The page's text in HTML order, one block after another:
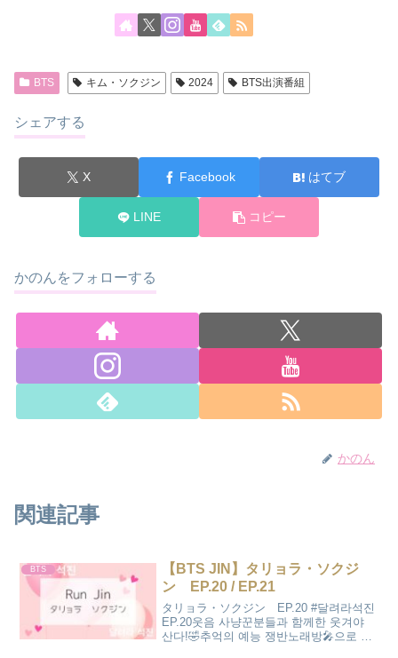
BTS キム・ソクジン 2024 BTS出演番組
シェアする
X Facebook はてブ
LINE コピー
かのんをフォローする
かのん
関連記事
BTS
【BTS JIN】タリョラ・ソクジ
ン EP.20 / EP.21
タリョラ・ソクジン EP.20 #달려라석진
EP.20웃음 사냥꾼분들과 함께한 웃겨야
산다!🤣추억의 예능 쟁반노래방🎤으로 시